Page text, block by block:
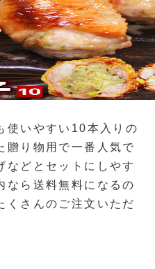
使いやすい10本入りの
贈り物用で一番人気で
などとセットにしやす
なら送料無料になるの
くさんのご注文いただ